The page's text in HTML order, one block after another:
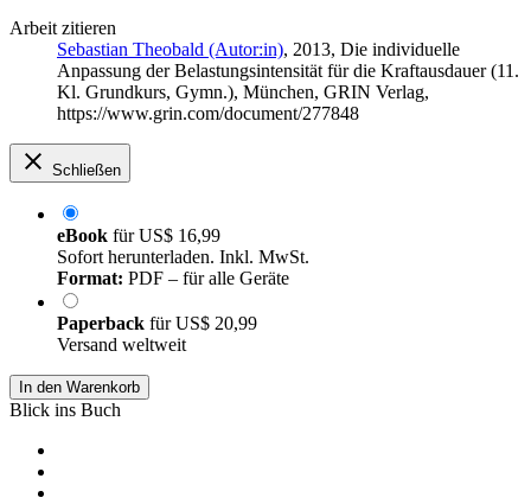
Arbeit zitieren
Sebastian Theobald (Autor:in), 2013, Die individuelle
Anpassung der Belastungsintensität für die Kraftausdauer (11.
Kl. Grundkurs, Gymn.), München, GRIN Verlag,
https://www.grin.com/document/277848
Schließen
eBook fürUS$ 16,99
Sofort herunterladen. Inkl. MwSt.
Format: PDF – für alle Geräte
Paperback fürUS$ 20,99
Versand weltweit
In den Warenkorb
Blick ins Buch